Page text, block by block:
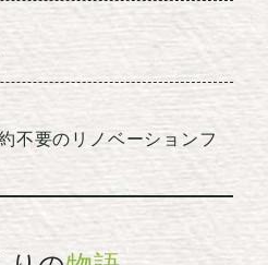
不要のリノベーションフ